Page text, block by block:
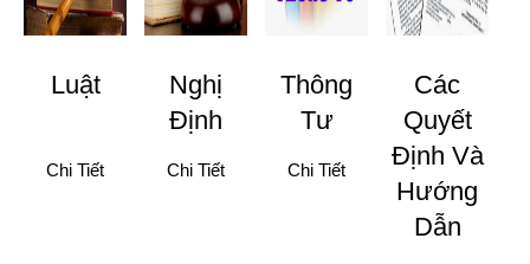
Luật
Chi Tiết
Nghị
Định
Chi Tiết
Thông
Tư
Chi Tiết
Các
Quyết
Định Và
Hướng
Dẫn